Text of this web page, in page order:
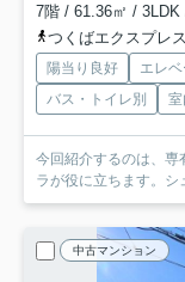
7階 / 61.36㎡ / 3LDK
つくばエクスプレ
陽当り良好 エレ
バス・トイレ別
今回紹介するのは、専
ラが役に立ちます。
中古マンション